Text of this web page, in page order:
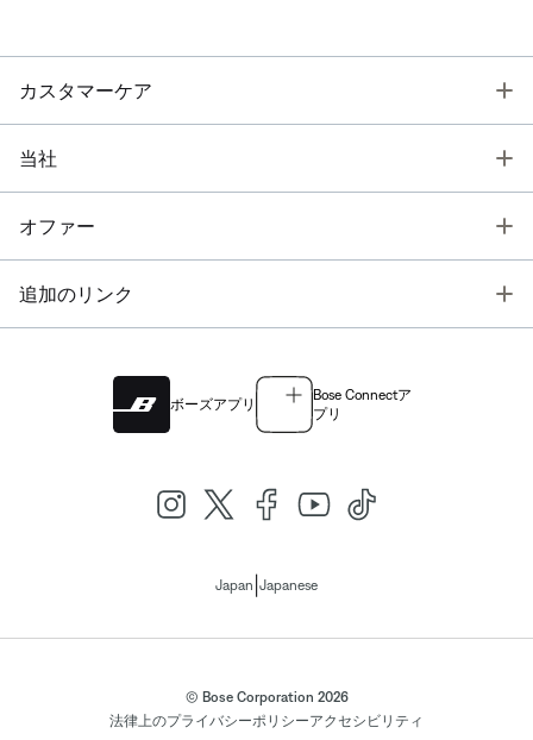
カスタマーケア
当社
オファー
追加のリンク
ボーズアプリ
Bose Connectア
プリ
Japan Japanese
© Bose Corporation 2026
法律上のプライバシーポリシーアクセシビリティ